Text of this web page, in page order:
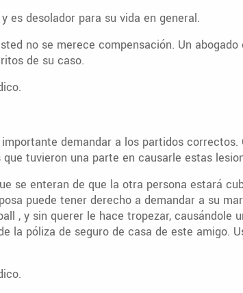
es desolador para su vida en general.
no se merece compensación. Un
de su caso.
demandar a los partidos correctos.
tuvieron una parte en causarle estas
se enteran de que la otra persona estará
puede tener derecho a demandar a su
, y sin querer le hace tropezar, causándole
la póliza de seguro de casa de este amigo.